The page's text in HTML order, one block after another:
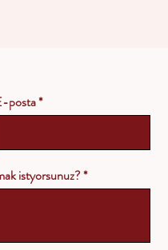
posta
istyorsunuz?